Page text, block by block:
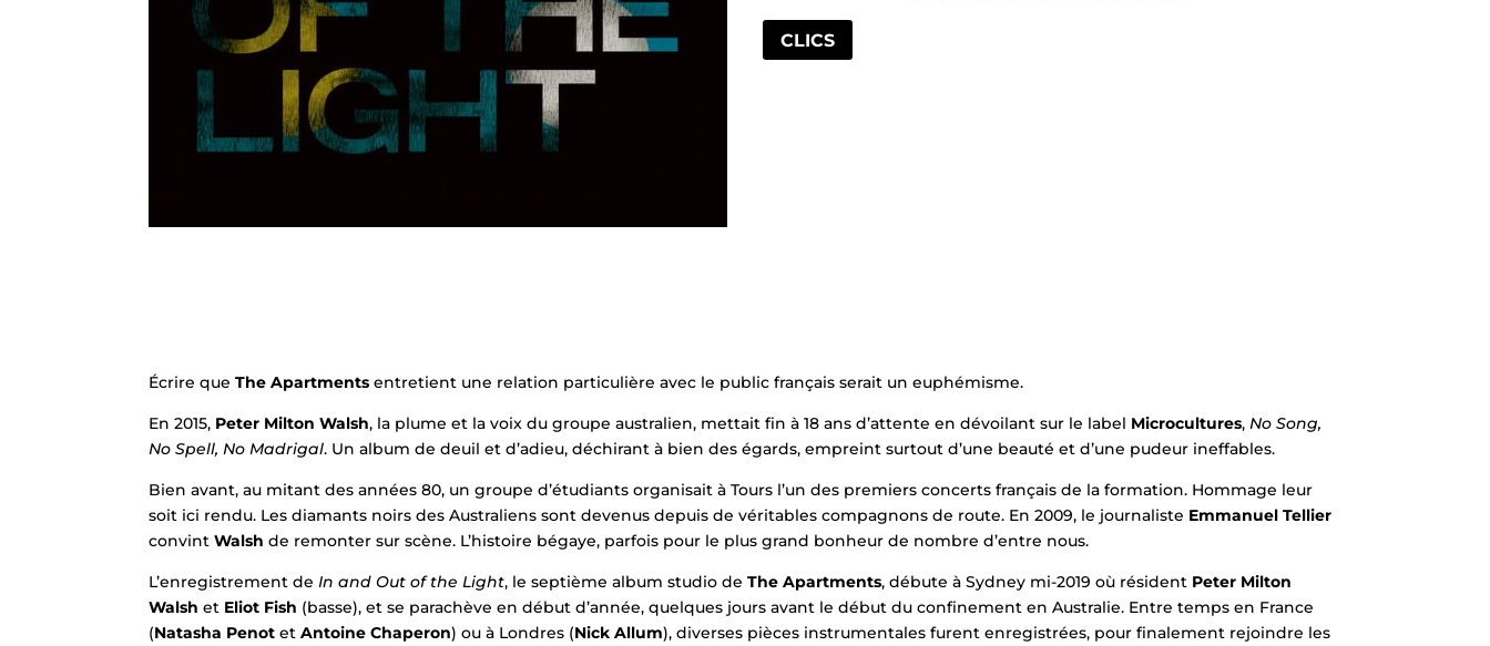
CLICS
Écrire queThe Apartments entretient une relation particulière avec le public français serait un euphémisme.
En 2015, Peter Milton Walsh, la plume et la voix du groupe australien, mettait fin à 18 ans d’attente en dévoilant sur le label Microcultures,No Song,
No Spell, No Madrigal. Un album de deuil et d’adieu, déchirant à bien des égards, empreint surtout d’une beauté et d’une pudeur ineffables.
Bien avant, au mitant des années 80, un groupe d’étudiants organisait à Tours l’un des premiers concerts français de la formation. Hommage leur
soit ici rendu. Les diamants noirs des Australiens sont devenus depuis de véritables compagnons de route. En 2009, le journaliste Emmanuel Tellier
convintWalsh de remonter sur scène. L’histoire bégaye, parfois pour le plus grand bonheur de nombre d’entre nous.
L’enregistrement deIn and Out of the Light, le septième album studio deThe Apartments, débute à Sydney mi-2019 où résident Peter Milton
Walsh et Eliot Fish (basse), et se parachève en début d’année, quelques jours avant le début du confinement en Australie. Entre temps en France
(Natasha Penot etAntoine Chaperon) ou à Londres (Nick Allum), diverses pièces instrumentales furent enregistrées, pour finalement rejoindre les